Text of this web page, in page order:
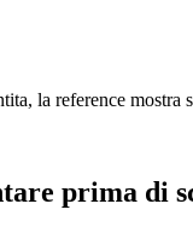
la reference mostra
prima di